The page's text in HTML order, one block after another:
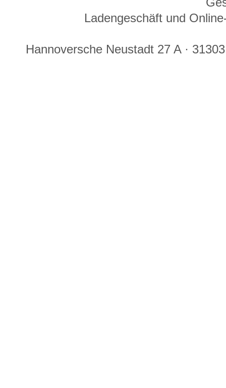
Ladengeschäft und
Hannoversche Neustadt 27 A ·